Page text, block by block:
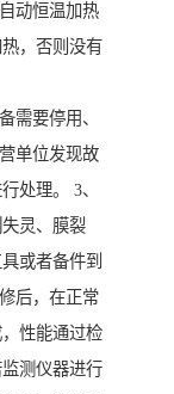
动恒温加热
，否则没有
需要停用、
单位发现故
处理。 3、
灵、膜裂
或者备件到
后，在正常
性能通过检
测仪器进行